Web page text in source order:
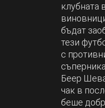
клубната
бъдат
тези
с
Беер
чак в
беше